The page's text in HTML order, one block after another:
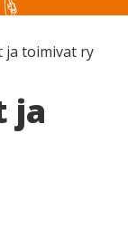
ja toimivat ry
ja